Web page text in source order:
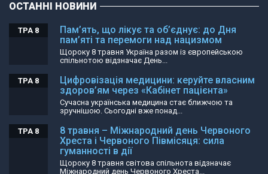
ОСТАННІ НОВИНИ
Пам’ять, що лікує та об’єднує: до Дня
пам’яті та перемоги над нацизмом
ТРА 8
Щороку 8 травня Україна разом із європейською
спільнотою відзначає День...
Цифровізація медицини: керуйте власним
здоров’ям через «Кабінет пацієнта»
ТРА 8
Сучасна українська медицина стає ближчою та
зручнішою. Сьогодні вже понад...
8 травня – Міжнародний день Червоного
Хреста і Червоного Півмісяця: сила
гуманності в дії
ТРА 8
Щороку 8 травня світова спільнота відзначає
Міжнародний день Червоного Хреста...